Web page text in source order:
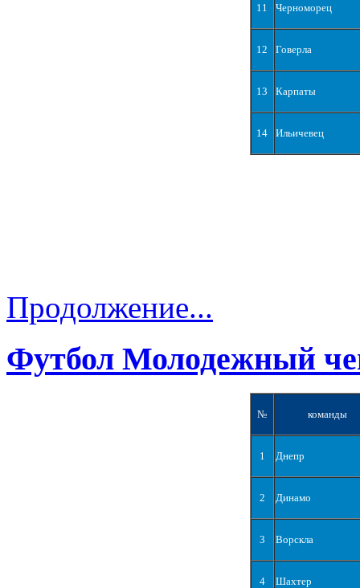
11 Черноморец
12 Говерла
13 Карпаты
14 Ильичевец
Продолжение...
Футбол Молодежный
№ команды
1 Днепр
2 Динамо
3 Ворскла
4 Шахтер